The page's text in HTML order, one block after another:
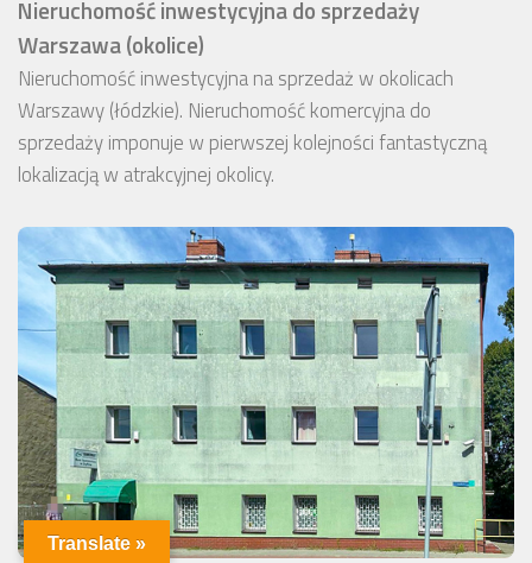
Nieruchomość inwestycyjna do sprzedaży
Warszawa (okolice)
Nieruchomość inwestycyjna na sprzedaż w okolicach
Warszawy (łódzkie). Nieruchomość komercyjna do
sprzedaży imponuje w pierwszej kolejności fantastyczną
lokalizacją w atrakcyjnej okolicy.
Translate »